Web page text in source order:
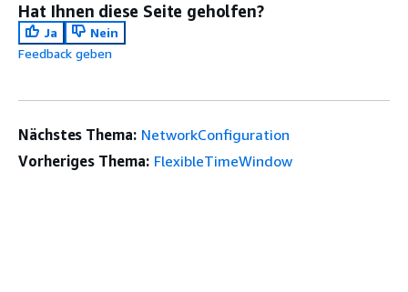
Hat Ihnen diese Seite geholfen?
Ja
Nein
Feedback geben
Nächstes Thema: NetworkConfiguration
Vorheriges Thema: FlexibleTimeWindow